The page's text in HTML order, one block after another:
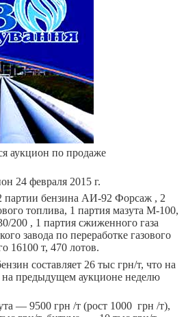
аукцион по продаже
24 февраля 2015 г.
партии бензина АИ-92 Форсаж , 2
топлива, 1 партия мазута М-100,
200 , 1 партия сжиженного газа
завода по переработке газового
16100 т, 470 лотов.
составляет 26 тыс грн/т, что на
предыдущем аукционе неделю
— 9500 грн /т (рост 1000 грн /т),